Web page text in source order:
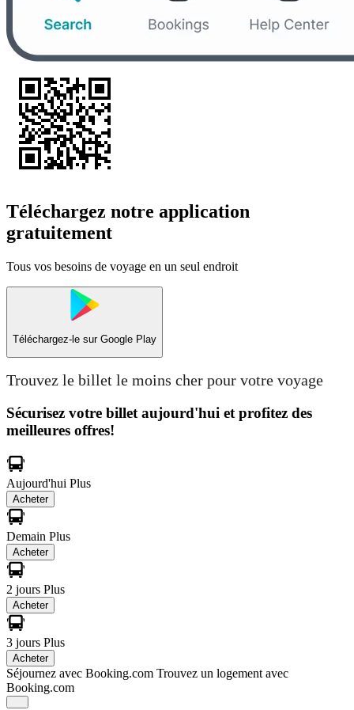
Téléchargez notre application
gratuitement
Tous vos besoins de voyage en un seul endroit
Téléchargez-le sur Google Play
Trouvez le billet le moins cher pour votre voyage
Sécurisez votre billet aujourd'hui et profitez des
meilleures offres!
Aujourd'hui Plus
Acheter
Demain Plus
Acheter
2 jours Plus
Acheter
3 jours Plus
Acheter
Séjournez avec Booking.com Trouvez un logement avec
Booking.com